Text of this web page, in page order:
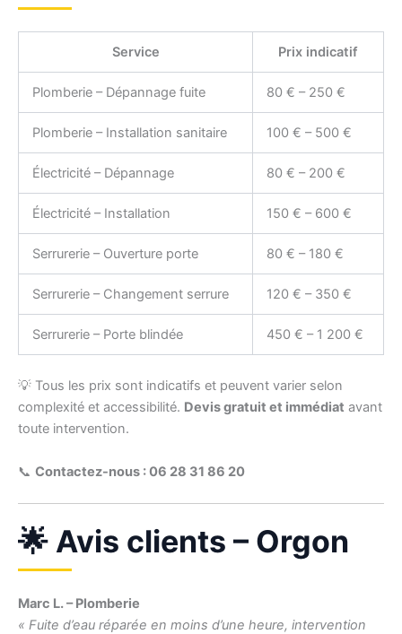
Service Prix indicatif
Plomberie – Dépannage fuite 80 € – 250 €
Plomberie – Installation sanitaire 100 € – 500 €
Électricité – Dépannage 80 € – 200 €
Électricité – Installation 150 € – 600 €
Serrurerie – Ouverture porte 80 € – 180 €
Serrurerie – Changement serrure 120 € – 350 €
Serrurerie – Porte blindée 450 € – 1 200 €
💡 Tous les prix sont indicatifs et peuvent varier selon
complexité et accessibilité. Devis gratuit et immédiat avant
toute intervention.
📞 Contactez-nous : 06 28 31 86 20
🌟 Avis clients – Orgon
Marc L. – Plomberie
« Fuite d’eau réparée en moins d’une heure, intervention